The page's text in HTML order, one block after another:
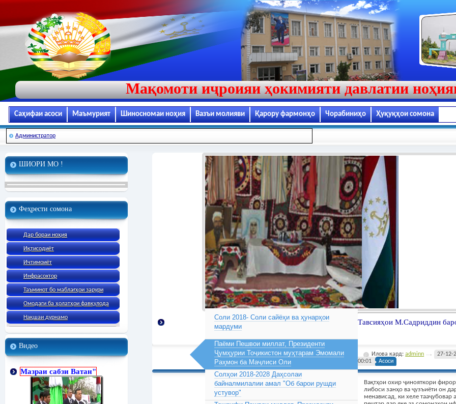
Мақомоти иҷроияи ҳокимияти давлатии
Саҳифаи асоси Маъмурият Шиносномаи ноҳия Вазъи молияви Қарору фармонҳо Чорабиниҳо Ҳуқуқҳои сомона
Администратор
ШИОРИ МО !
Феҳрести сомона
Дар бораи ноҳия
Иқтисодиёт
Ичтимоиёт
Инфрасохтор
Таъминот бо маблағҳои зарури
Омодаги ба ҳолатҳои фавқулода
Нақшаи дурнамо
Видео
Мазраи сабзи Ватан"
Соли 2018- Соли сайёҳи ва ҳунарҳои
мардуми
Паёми Пешвои миллат, Президенти
Ҷумҳурии Тоҷикистон муҳтарам Эмомали
Раҳмон ба Маҷлиси Оли
Солҳои 2018-2028 Даҳсолаи
байналмилалии амал "Об барои рушди
устувор"
Тавсияҳои М.Садриддин
Илова кард:adminn
27-12-
00:01
Асоси
Вақтҳои охир ҷинояткори
либоси занҳо ва ҷузъиёти он
менависад, ки хеле тааҷубовар